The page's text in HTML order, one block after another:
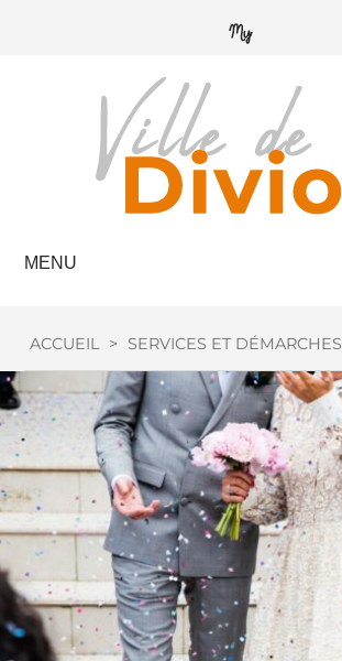
MENU
ACCUEIL > SERVICES ET DÉMARCHES